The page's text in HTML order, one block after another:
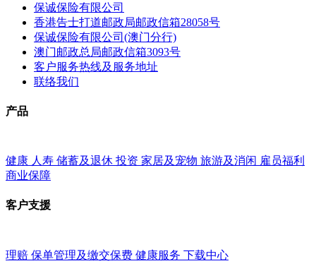
保诚保险有限公司
香港告士打道邮政局邮政信箱28058号
保诚保险有限公司(澳门分行)
澳门邮政总局邮政信箱3093号
客户服务热线及服务地址
联络我们
产品
健康 人寿 储蓄及退休 投资 家居及宠物 旅游及消闲 雇员福利
商业保障
客户支援
理赔 保单管理及缴交保费 健康服务 下载中心